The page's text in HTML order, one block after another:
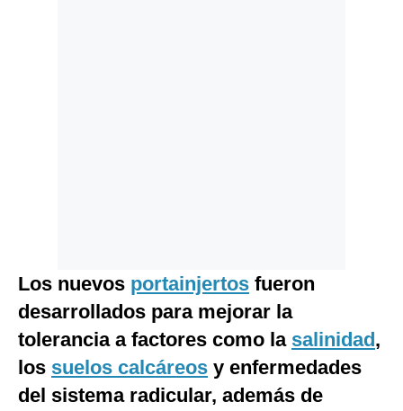
Los nuevos portainjertos fueron
desarrollados para mejorar la
tolerancia a factores como la salinidad,
los suelos calcáreos y enfermedades
del sistema radicular, además de